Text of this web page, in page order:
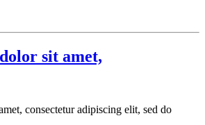
sit amet,
consectetur adipiscing elit, sed do